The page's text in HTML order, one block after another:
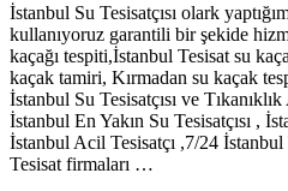
İstanbul Su Tesisatçısı olark
kullanıyoruz garantili bir şekide
kaçağı tespiti,İstanbul Tesisat su
kaçak tamiri, Kırmadan su kaçak
İstanbul Su Tesisatçısı ve
İstanbul En Yakın Su Tesisatçısı ,
İstanbul Acil Tesisatçı ,7/24 İstanbul
Tesisat firmaları …